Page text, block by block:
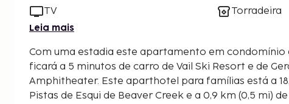
TV
Torradeira
Leia mais
Com uma estadia este apartamento em condomínio
ficará a 5 minutos de carro de Vail Ski Resort e de
Amphitheater. Este aparthotel para famílias está a 18,1 km (11,3 mi) de
Pistas de Esqui de Beaver Creek e a 0,9 km (0,5 mi)